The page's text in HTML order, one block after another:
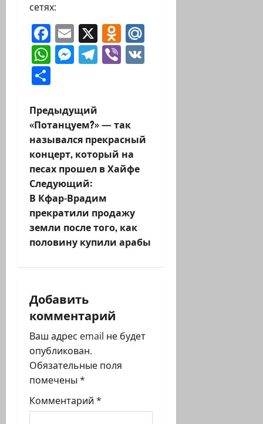
сетях:
Facebook
Email
X Odnoklassniki
WhatsApp
Messenger
Telegram
Viber
Н
а
в
и
г
а
я
з
а
п
и
Предыдущий
«Потанцуем?» — так
назывался прекрасный
концерт, который на
песах прошел в Хайфе
Следующий:
В Кфар-Врадим
прекратили продажу
земли после того, как
половину купили арабы
Добавить
комментарий
Ваш адрес email не будет
опубликован.
Обязательные поля
помечены *
Комментарий *